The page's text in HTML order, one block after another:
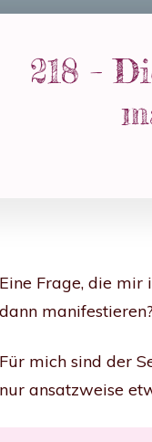
218 –
Eine Frage, die
dann
Für mich sind der
nur ansatzweise